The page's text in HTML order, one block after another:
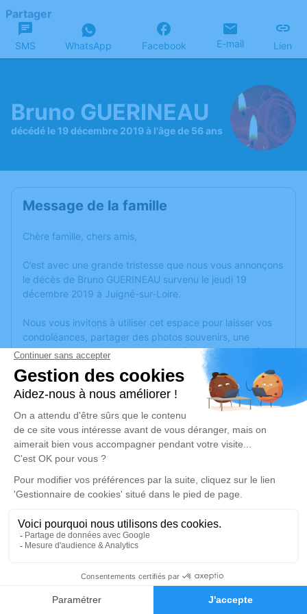
Faire-part Hommages
Partager
SMS WhatsApp Facebook E-mail Lien
Bruno GUERINEAU
décédé le 19 décembre 2019 à l'âge de 56 ans
Message de la famille
Chère famille, chers amis,
C’est avec une grande tristesse que nous vous annonçons
le décès de Bruno GUERINEAU survenu le jeudi 19
décembre 2019 à Juigné-sur-Loire.
Nous vous invitons à utiliser cet espace pour laisser vos
condoléances, partager des photos souvenirs, une
anecdote ou exprimer vos pensées à travers des poèmes
ou des textes. Cet endroit est un lieu d'expression dédié à
honorer la mémoire de Bruno GUERINEAU.
Un service de plantation d’arbre hommage estdisponible
mardi 24 décembre 2019 à 10h00
Église de Juigné-sur-Loire
32 Grand Rue